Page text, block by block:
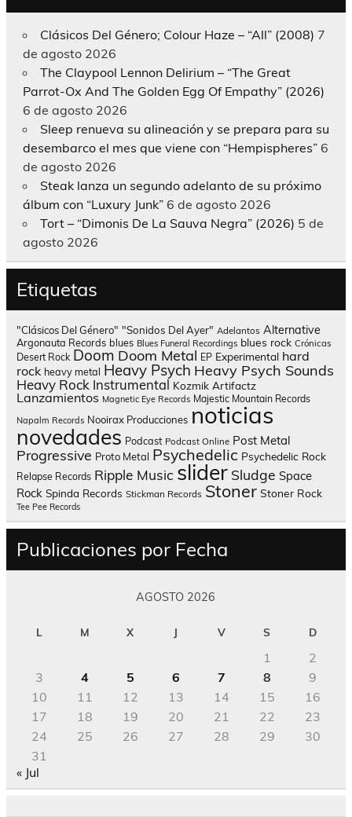
Clásicos Del Género; Colour Haze – “All” (2008) 7
de agosto 2026
The Claypool Lennon Delirium – “The Great
Parrot-Ox And The Golden Egg Of Empathy” (2026)
6 de agosto 2026
Sleep renueva su alineación y se prepara para su
desembarco el mes que viene con “Hempispheres” 6
de agosto 2026
Steak lanza un segundo adelanto de su próximo
álbum con “Luxury Junk” 6 de agosto 2026
Tort – “Dimonis De La Sauva Negra” (2026) 5 de
agosto 2026
Etiquetas
"Clásicos Del Género" "Sonidos Del Ayer" Adelantos Alternative
Argonauta Records blues Blues Funeral Recordings blues rock Crónicas
Desert Rock Doom Doom Metal EP Experimental hard
rock heavy metal Heavy Psych Heavy Psych Sounds
Heavy Rock Instrumental Kozmik Artifactz
Lanzamientos Magnetic Eye Records Majestic Mountain Records
Napalm Records Nooirax Producciones noticias
novedades Podcast Podcast Online Post Metal
Progressive Proto Metal Psychedelic Psychedelic Rock
Relapse Records Ripple Music slider Sludge Space
Rock Spinda Records Stickman Records Stoner Stoner Rock
Tee Pee Records
Publicaciones por Fecha
AGOSTO 2026
L M X J V S D
1
2
3
4 5 6 7 8
9
10
11 12 13 14 15
16
17
18 19 20 21 22
23
24
25 26 27 28 29
30
31
« Jul